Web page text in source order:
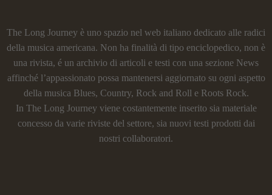
The Long Journey è uno spazio nel web italiano dedicato alle radici
della musica americana. Non ha finalità di tipo enciclopedico, non è
una rivista, é un archivio di articoli e testi con una sezione News
affinché l’appassionato possa mantenersi aggiornato su ogni aspetto
della musica Blues, Country, Rock and Roll e Roots Rock.
In The Long Journey viene costantemente inserito sia materiale
concesso da varie riviste del settore, sia nuovi testi prodotti dai
nostri collaboratori.